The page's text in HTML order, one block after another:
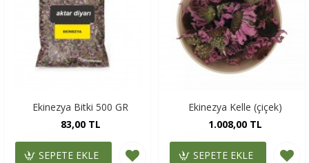
Ekinezya Bitki 500 GR
83,00 TL
SEPETE EKLE
Ekinezya Kelle (çiçek)
1.008,00 TL
SEPETE EKLE